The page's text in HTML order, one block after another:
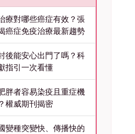
療對哪些癌症有效？張
癌症免疫治療最新趨勢
後能安心出門了嗎？科
指引一次看懂
胖者容易染疫且重症機
權威期刊揭密
變種突變快、傳播快的